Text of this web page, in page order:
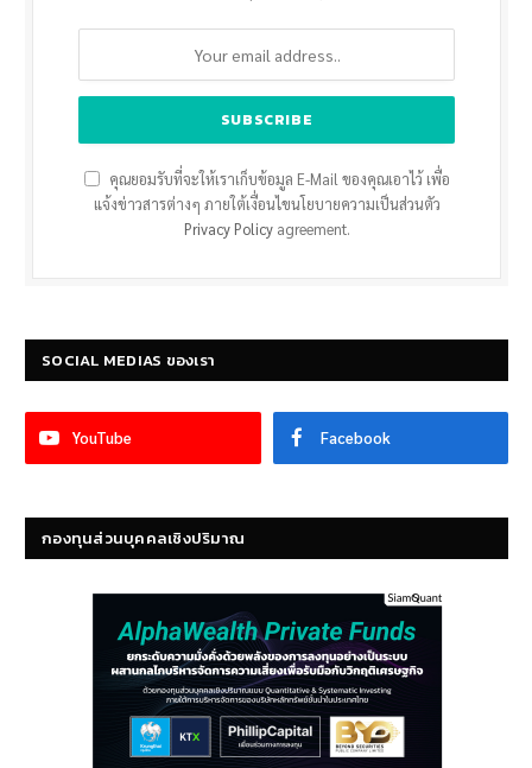
คุณยอมรับที่จะให้เราเก็บข้อมูล E-Mail ของคุณเอาไว้ เพื่อ
แจ้งข่าวสารต่างๆ ภายใต้เงื่อนไขนโยบายความเป็นส่วนตัว
Privacy Policyagreement.
SOCIAL MEDIAS ของเรา
YouTube Facebook
กองทุนส่วนบุคคลเชิงปริมาณ